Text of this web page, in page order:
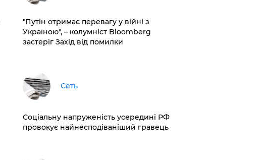
"Путін отримає перевагу у війні з
Україною", – колумніст Bloomberg
застеріг Захід від помилки
Сеть
Соціальну напруженість усередині РФ
провокує найнесподіваніший гравець